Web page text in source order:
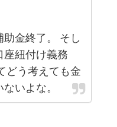
金終了。 そし
座紐付け義務
どう考えても金
いよな。